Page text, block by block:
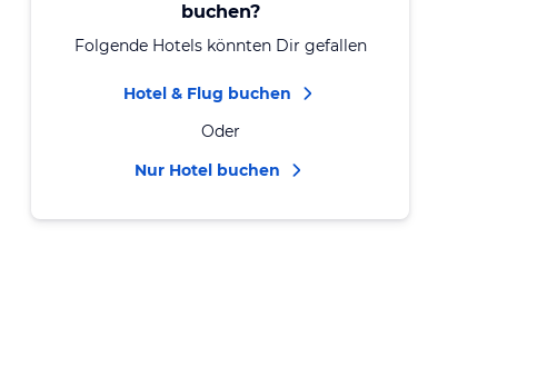
buchen?
Folgende Hotels könnten Dir gefallen
Hotel & Flug buchen
Oder
Nur Hotel buchen